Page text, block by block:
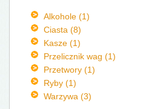
Alkohole (1)
Ciasta (8)
Kasze (1)
Przelicznik wag (1)
Przetwory (1)
Ryby (1)
Warzywa (3)